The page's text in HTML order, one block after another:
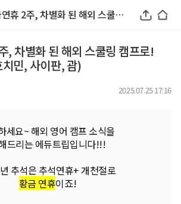
추석 황금연휴 2주, 차별화 된 해외 스쿨링 캠프로! (다낭, 나트랑, 호치민, 사이판, 괌)
, 차별화 된 해외 스쿨링 캠프로!
민, 사이판, 괌)
2025.07.25 17:16
세요~ 해외 영어 캠프 소식을
드리는 에듀트립입니다!!!
추석은 추석연휴+ 개천절로
황금 연휴이죠!